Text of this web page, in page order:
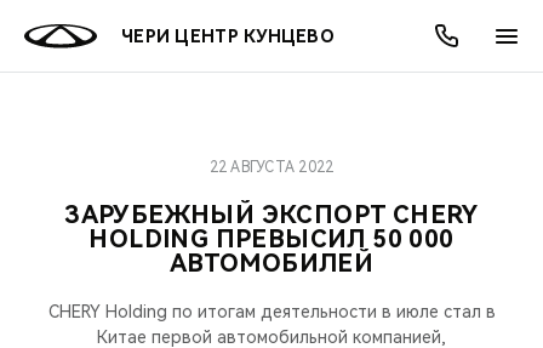
ЧЕРИ ЦЕНТР КУНЦЕВО
МОДЕЛИ
ВСЕ МОДЕЛИ
КРОССОВЕРЫ
ПОКУПАТЕЛЯМ
ВЫБОР И ПОКУПКА
ВЛАДЕЛЬЦАМ
МИР CHERY
АКСЕССУАРЫ
АКЦИИ
ВЫГОДЫ И АКЦИИ
ОНЛАЙН СЕРВИСЫ
ВЫБОР И ПОКУПКА
О КОМПАНИИ
ЗАРУБЕЖНЫЙ ЭКСПОРТ CHERY
HOLDING ПРЕВЫСИЛ 50 000
АВТОМОБИЛЕЙ
22 АВГУСТА 2022
CHERY Holding по итогам деятельности в июле стал в
Китае первой автомобильной компанией,